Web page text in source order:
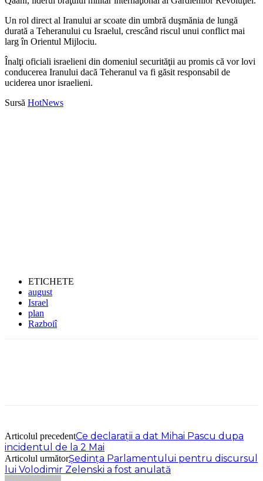
Un rol direct al Iranului ar scoate din umbră duşmănia de lungă
durată a Teheranului cu Israelul, crescând riscul unui conflict mai
larg în Orientul Mijlociu.
Înalţi oficiali israelieni din domeniul securităţii au promis că vor lovi
conducerea Iranului dacă Teheranul va fi găsit responsabil de
uciderea unor israelieni.
Sursă HotNews
ETICHETE
august
Israel
plan
Razboiî
Articolul precedentCe declarații a dat Mihai Pascu dupa
incidentul de la 2 Mai
Articolul următorȘedința Parlamentului pentru discursul
lui Volodimir Zelenski a fost anulată